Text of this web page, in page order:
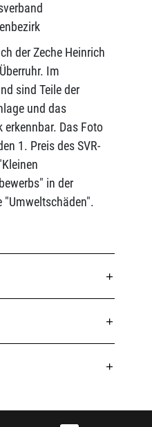
der Zeche Heinrich
Im
sind Teile der
und das
erkennbar. Das Foto
1. Preis des SVR-
in der
"Umweltschäden".